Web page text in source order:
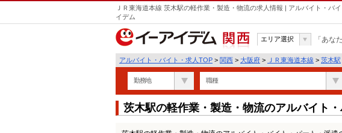
ＪＲ東海道本線 茨木駅の軽作業・製造・物流の求人情報 | アルバイト・バ
イデム
関西
エリア選択 「あな
アルバイト・バイト・求人TOP > 関西 > 大阪府 > ＪＲ東海道本線 > 茨木駅
勤務地 職種
茨木駅の軽作業・製造・物流のアルバイト